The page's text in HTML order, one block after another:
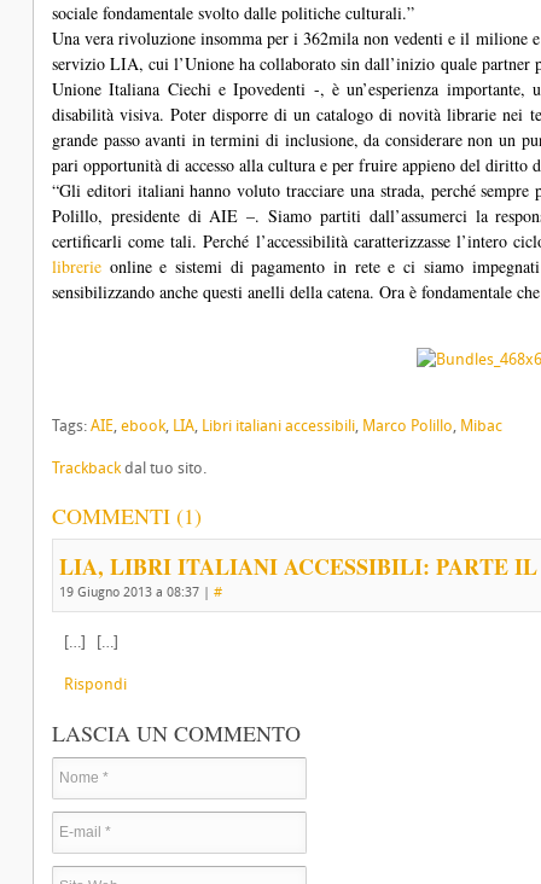
sociale fondamentale svolto dalle politiche culturali.”
Una vera rivoluzione insomma per i 362mila non vedenti e il milione
servizio LIA, cui l’Unione ha collaborato sin dall’inizio quale partner
Unione Italiana Ciechi e Ipovedenti -, è un’esperienza
disabilità visiva. Poter disporre di un catalogo di novità librarie nei
grande passo avanti in termini di inclusione, da considerare non un
pari opportunità di accesso alla cultura e per fruire appieno del diritto
“Gli editori italiani hanno voluto tracciare una strada, perché sempre
Polillo, presidente di AIE –. Siamo partiti dall’assumerci la
certificarli come tali. Perché l’accessibilità caratterizzasse l’intero
librerie online e sistemi di pagamento in rete e ci siamo
sensibilizzando anche questi anelli della catena. Ora è fondamentale
Tags: AIE, ebook, LIA, Libri italiani accessibili, Marco Polillo, Mibac
Trackbackdal tuo sito.
COMMENTI (1)
LIA, LIBRI ITALIANI ACCESSIBILI: PARTE IL
19 Giugno 2013 a 08:37 | #
[…] […]
Rispondi
LASCIA UN COMMENTO